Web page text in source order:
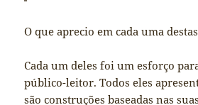
O que aprecio em cada uma
Cada um deles foi um esforço
público-leitor. Todos eles
são construções baseadas nas